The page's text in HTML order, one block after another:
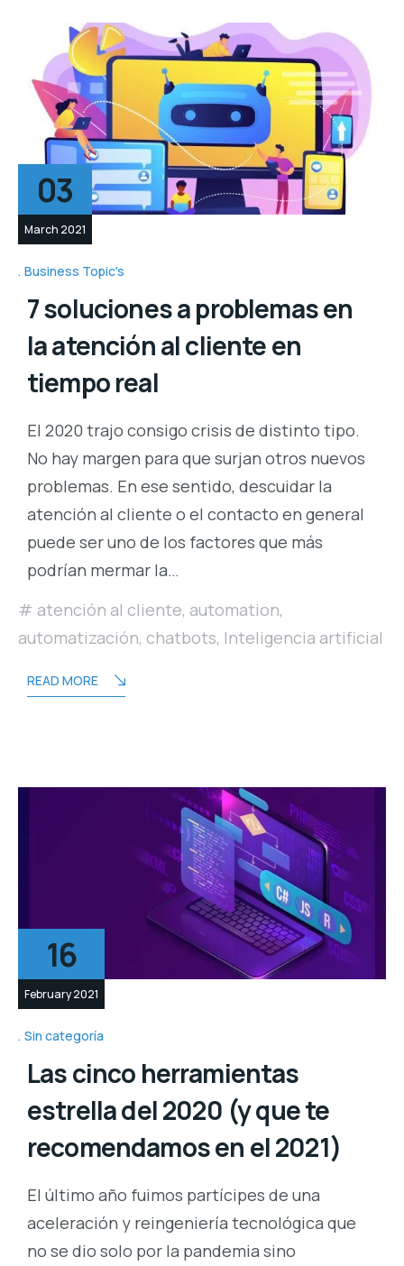
03
March 2021
Business Topic's
7 soluciones a problemas en
la atención al cliente en
tiempo real
El 2020 trajo consigo crisis de distinto tipo.
No hay margen para que surjan otros nuevos
problemas. En ese sentido, descuidar la
atención al cliente o el contacto en general
puede ser uno de los factores que más
podrían mermar la…
atención al cliente, automation,
automatización, chatbots, Inteligencia artificial
READ MORE
16
February 2021
Sin categoría
Las cinco herramientas
estrella del 2020 (y que te
recomendamos en el 2021)
El último año fuimos partícipes de una
aceleración y reingeniería tecnológica que
no se dio solo por la pandemia sino